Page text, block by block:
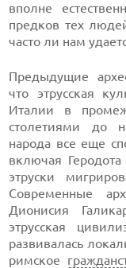
вполне
предков тех
часто ли нам
Предыдущие
что этрусская
Италии в
столетиями до
народа все еще
включая
этруски
Современные
Дионисия
этрусская
развивалась
римское